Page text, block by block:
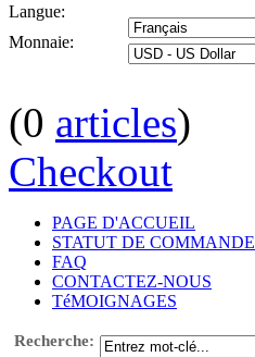
Langue:
Monnaie:
(0 articles)
Checkout
PAGE D'ACCUEIL
STATUT DE COMMANDE
FAQ
CONTACTEZ-NOUS
TéMOIGNAGES
Recherche: